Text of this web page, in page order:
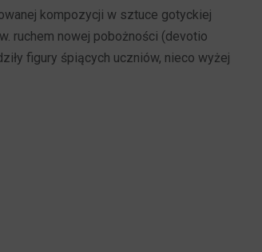
kompozycji w sztuce gotyckiej
ruchem nowej pobożności (devotio
figury śpiących uczniów, nieco wyżej